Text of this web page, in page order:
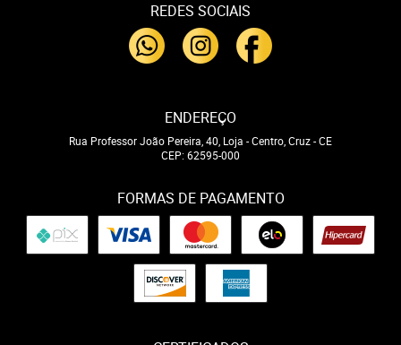
REDES SOCIAIS
ENDEREÇO
Rua Professor João Pereira, 40, Loja -Centro, Cruz-CE
CEP: 62595-000
FORMAS DE PAGAMENTO